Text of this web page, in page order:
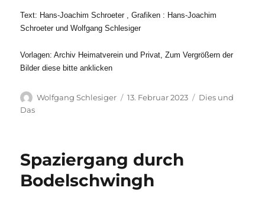
Text: Hans-Joachim Schroeter , Grafiken : Hans-Joachim
Schroeter und Wolfgang Schlesiger
Vorlagen: Archiv Heimatverein und Privat, Zum Vergrößern der
Bilder diese bitte anklicken
Autor
Wolfgang Schlesiger
Veröffentlicht
13. Februar 2023 Kategorien
Dies und
Das
Spaziergang durch
Bodelschwingh